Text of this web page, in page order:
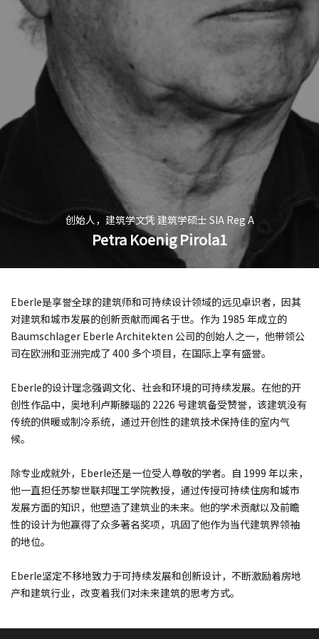
创始人，建筑学文凭 建筑学硕士 SIA Reg A
Petra Koenig Pirola1
Eberle是享誉全球的建筑师和可持续设计领域的远见卓识者，因其
对建筑和城市发展的创新贡献而闻名于世。作为 1985 年成立的
Baumschlager Eberle Architekten 公司的创始人之一，他带领公
司在欧洲和亚洲完成了 400 多个项目，在国际上享有盛誉。
Eberle的设计理念强调文化、社会和环境的可持续发展。在他的开
创性作品中，奥地利卢斯滕瑙的 2226 号建筑备受赞誉，该建筑没有
传统的供暖或制冷系统，通过开创性的建筑技术保持佳的室内气
候。
除专业成就外，Eberle还是一位受人尊敬的学者。自 1999 年以来，
他一直担任苏黎世联邦理工学院教授，通过传授可持续住房和城市
发展方面的知识，他塑造了建筑业的未来。他的学术贡献以及前瞻
性的设计为他赢得了众多著名奖项，巩固了他作为当代建筑界领袖
的地位。
Eberle坚定不移地致力于可持续发展和创新设计，不断激励着房地
产和建筑行业，改变着我们对未来建筑的思考方式。